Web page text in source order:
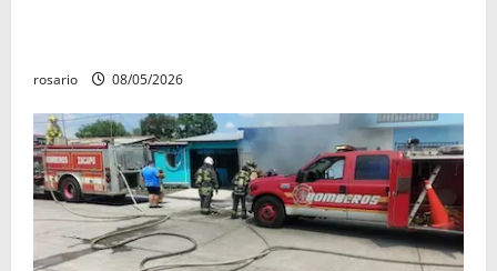
rosario 08/05/2026